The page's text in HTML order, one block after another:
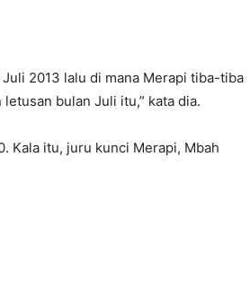
2013 lalu di mana Merapi tiba-tiba
bulan Juli itu,” kata dia.
Kala itu, juru kunci Merapi, Mbah